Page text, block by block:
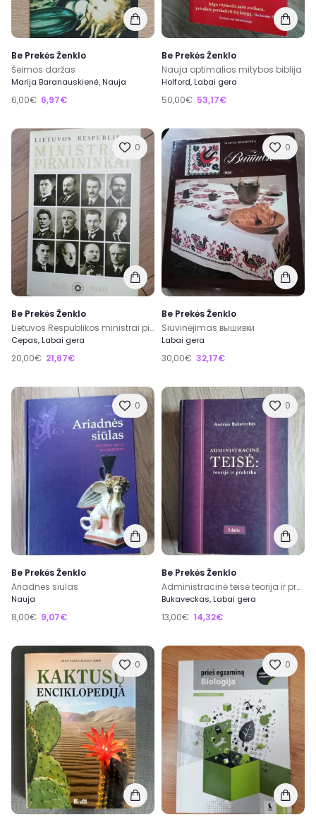
Be Prekės Ženklo
Šeimos daržas
Marija Baranauskienė, Nauja
6,00€ 6,97€
Be Prekės Ženklo
Nauja optimalios mitybos biblija
Holford, Labai gera
50,00€ 53,17€
0
Be Prekės Ženklo
Lietuvos Respublikos ministrai pirmininkai
Cepas, Labai gera
20,00€ 21,67€
0
Be Prekės Ženklo
Siuvinėjimas вышивки
Labai gera
30,00€ 32,17€
0
Be Prekės Ženklo
Ariadnes siulas
Nauja
8,00€ 9,07€
0
Be Prekės Ženklo
Administracinė teisė teorija ir praktika
Bukaveckas, Labai gera
13,00€ 14,32€
0 0